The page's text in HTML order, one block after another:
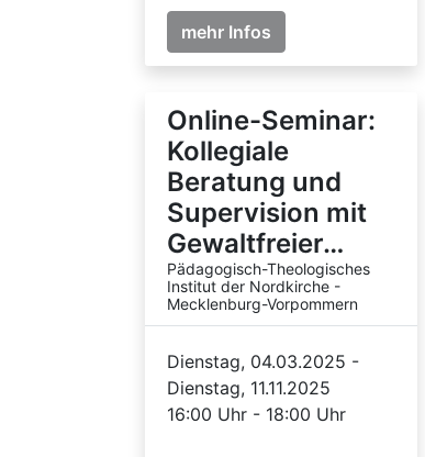
mehr Infos
Online-Seminar:
Kollegiale
Beratung und
Supervision mit
Gewaltfreier…
Pädagogisch-Theologisches
Institut der Nordkirche -
Mecklenburg-Vorpommern
Dienstag, 04.03.2025 -
Dienstag, 11.11.2025
16:00 Uhr - 18:00 Uhr